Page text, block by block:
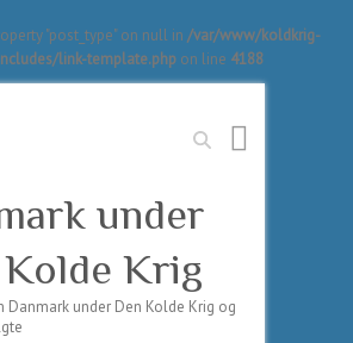
"post_type" on null in /var/www/koldkrig-
link-template.php on line 4188
Søg
under
Krig
Danmark under Den Kolde Krig og